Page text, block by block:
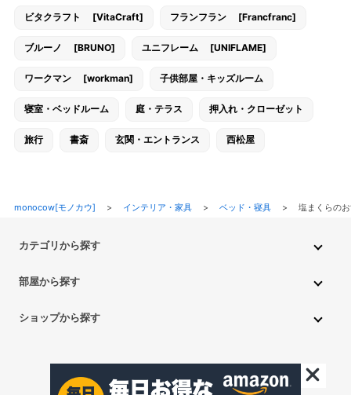
ビタクラフト [VitaCraft] フランフラン [Francfranc]
ブルーノ [BRUNO] ユニフレーム [UNIFLAME]
ワークマン [workman] 子供部屋・キッズルーム
寝室・ベッドルーム 庭・テラス 押入れ・クローゼット
旅行 書斎 玄関・エントランス 西松屋
monocow[モノカウ] > インテリア・家具> ベッド・寝具> 塩まくらの
カテゴリから探す
ペット用品 ベビー・キッズ
部屋から探す
玄関・エントランス 庭・テラス/a> 一人暮らし
ショップから探す